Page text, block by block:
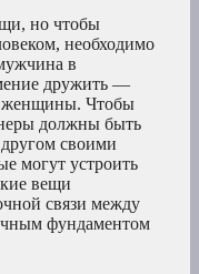
но чтобы
необходимо
в
дружить —
женщины. Чтобы
должны быть
другом своими
могут устроить
вещи
связи между
фундаментом